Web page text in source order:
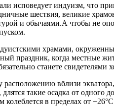
исповедует индуизм, что
шествия, великие
и обычаями.А чтобы не
храмами,
праздник, когда местные
станете свидетелями
расположению вблизи
такие осадка от одного
в пределах от